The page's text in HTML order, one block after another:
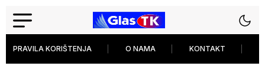
PRAVILA KORIŠTENJA O NAMA KONTAKT